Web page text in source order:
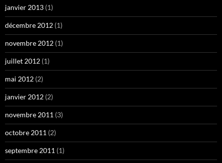
janvier 2013 (1)
décembre 2012 (1)
novembre 2012 (1)
juillet 2012 (1)
mai 2012 (2)
janvier 2012 (2)
novembre 2011 (3)
octobre 2011 (2)
septembre 2011 (1)